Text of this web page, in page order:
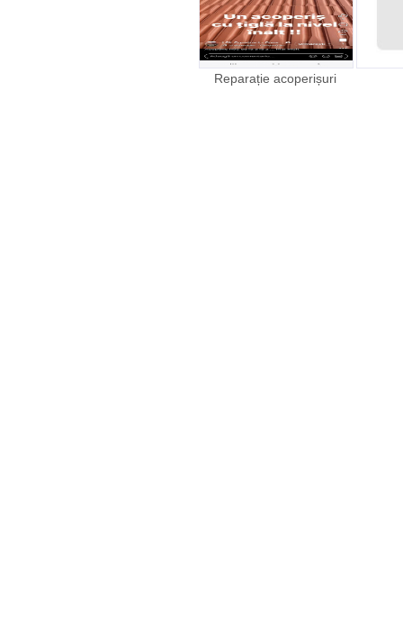
Reparație acoperișuri